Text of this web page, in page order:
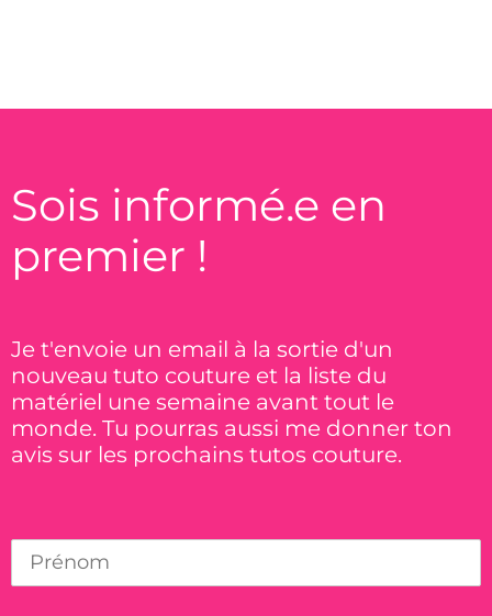
Sois informé.e en
premier !
Je t'envoie un email à la sortie d'un
nouveau tuto couture et la liste du
matériel une semaine avant tout le
monde. Tu pourras aussi me donner ton
avis sur les prochains tutos couture.